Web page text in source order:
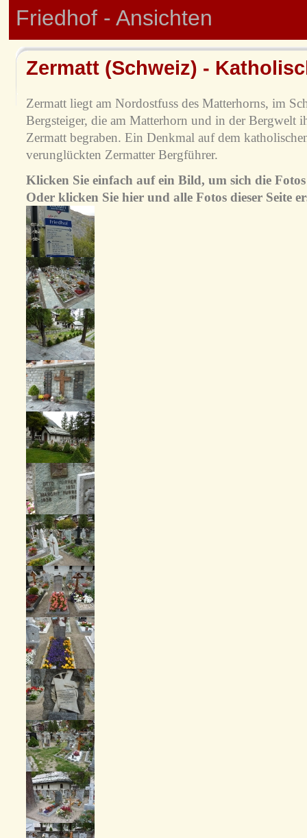
Friedhof - Ansichten
Zermatt (Schweiz) -
Zermatt liegt am Nordostfuss des Matterhorns, im
Bergsteiger, die am Matterhorn und in der Bergwelt
Zermatt begraben. Ein Denkmal auf dem
verunglückten Zermatter Bergführer.
Klicken Sie einfach auf ein Bild, um sich die
Oder klicken Sie hier und alle Fotos dieser Seite